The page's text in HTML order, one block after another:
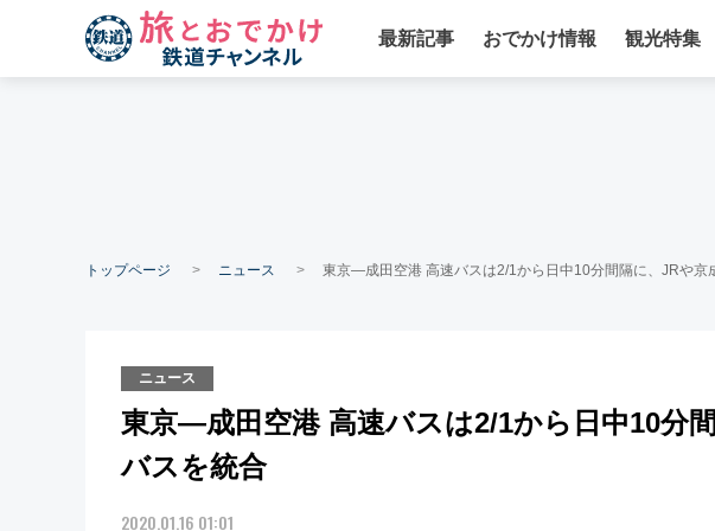
最新記事 おでかけ情報 観光特集
トップページ ニュース 東京―成田空港 高速バスは2/1から日中10分間隔に、JRや京
ニュース
東京―成田空港 高速バスは2/1から日中10分
バスを統合
2020.01.16 01:01